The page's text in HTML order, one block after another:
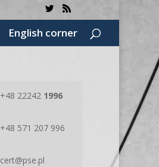
English corner
+48 22242 1996
+48 571 207 996
cert@pse.pl